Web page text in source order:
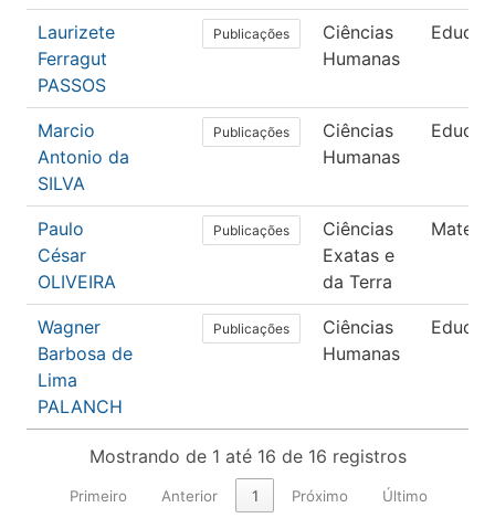
Laurizete
Ferragut
PASSOS
Publicações
Ciências
Humanas
Marcio
Antonio da
SILVA
Publicações
Ciências
Humanas
Paulo
César
OLIVEIRA
Publicações
Ciências
Exatas e
da Terra
Wagner
Barbosa de
Lima
PALANCH
Publicações
Ciências
Humanas
Mostrando de 1 até 16 de 16 registros
Primeiro Anterior 1 Próximo Último